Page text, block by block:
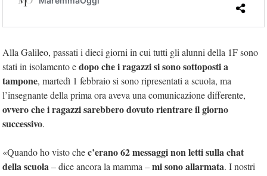
Alla Galileo, passati i dieci giorni in cui tutti gli alunni della 1F sono
stati in isolamento edopo che i ragazzi si sono sottoposti a
tampone, martedì 1 febbraio si sono ripresentati a scuola, ma
l’insegnante della prima ora aveva una comunicazione differente,
ovvero che i ragazzi sarebbero dovuto rientrare il giorno
successivo.
«Quando ho visto chec’erano 62 messaggi non letti sulla chat
della scuola– dice ancora la mamma –mi sono allarmata. I nostri